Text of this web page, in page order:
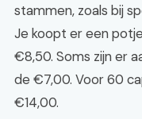
stammen, zoals bij
Je koopt er een
€8,50. Soms zijn er
de €7,00. Voor 60
€14,00.